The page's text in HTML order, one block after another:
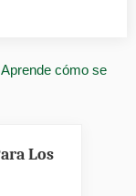
Aprende cómo se
Los